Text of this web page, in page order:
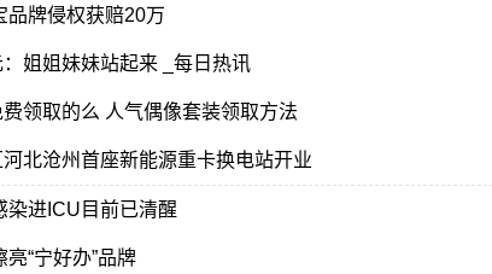
品牌侵权获赔20万
姐姐妹妹站起来 _每日热讯
领取的么 人气偶像套装领取方法
河北沧州首座新能源重卡换电站开业
染进ICU目前已清醒
“宁好办”品牌